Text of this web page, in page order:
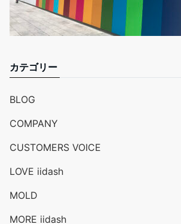
カテゴリー
BLOG
COMPANY
CUSTOMERS VOICE
LOVE iidash
MOLD
MORE iidash